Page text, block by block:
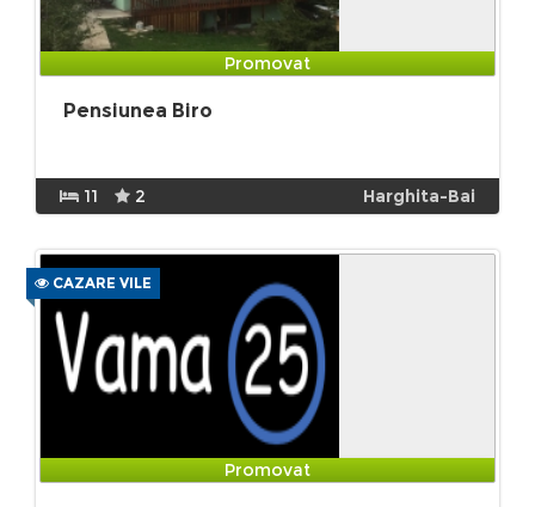
Promovat
Pensiunea Biro
11 2 Harghita-Bai
CAZARE VILE
Promovat